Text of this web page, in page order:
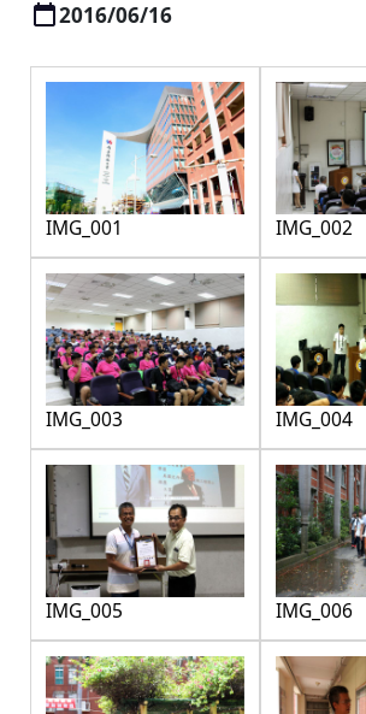
2016/06/16
IMG_001 IMG_002
IMG_003 IMG_004
IMG_005 IMG_006